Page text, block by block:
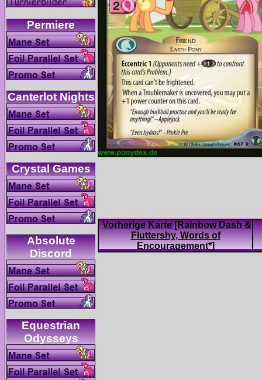
Absolute
Equestrian
Vorherige Karte [Rainbow Dash &
Fluttershy, Words of